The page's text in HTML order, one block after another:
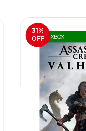
31%
OFF